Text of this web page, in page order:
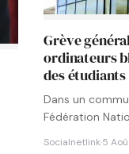
Grève
ordinateurs
des étudiants
Dans un
Fédération
Socialnetlink·5